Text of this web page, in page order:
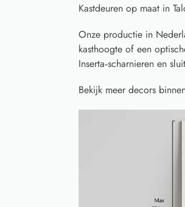
Kastdeuren op maat in
Onze productie in
kasthoogte of een
Inserta‑scharnieren en
Bekijk meer decors